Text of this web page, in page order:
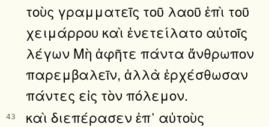
τοὺς γραμματεῖς τοῦ λαοῦ ἐπὶ τοῦ
χειμάρρου καὶ ἐνετείλατο αὐτοῖς
λέγων Μὴ ἀφῆτε πάντα ἄνθρωπον
παρεμβαλεῖν, ἀλλὰ ἐρχέσθωσαν
πάντες εἰς τὸν πόλεμον.
43
καὶ διεπέρασεν ἐπ᾿ αὐτοὺς